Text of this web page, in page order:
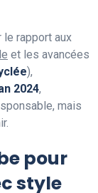
rapport aux
et les avancées
),
2024,
mais
pour
style